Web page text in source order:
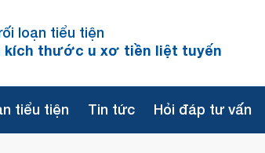
loạn tiểu tiện
kích thước u xơ tiền liệt tuyến
tiểu tiện Tin tức Hỏi đáp tư vấn